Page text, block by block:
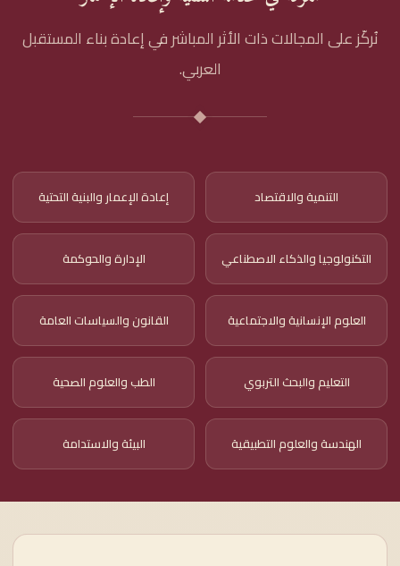
نُركّز على المجالات ذات الأثر المباشر في إعادة بناء المستقبل
العربي.
التنمية والاقتصاد إعادة الإعمار والبنية التحتية
التكنولوجيا والذكاء الاصطناعي الإدارة والحوكمة
العلوم الإنسانية والاجتماعية القانون والسياسات العامة
التعليم والبحث التربوي الطب والعلوم الصحية
الهندسة والعلوم التطبيقية البيئة والاستدامة